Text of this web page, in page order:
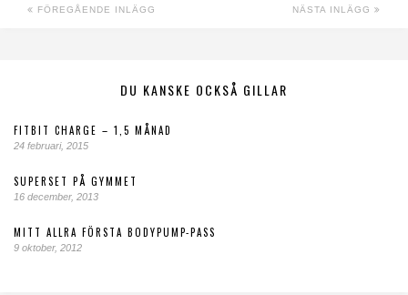
FÖREGÅENDE INLÄGG NÄSTA INLÄGG
DU KANSKE OCKSÅ GILLAR
FITBIT CHARGE – 1,5 MÅNAD
24 februari, 2015
SUPERSET PÅ GYMMET
16 december, 2013
MITT ALLRA FÖRSTA BODYPUMP-PASS
9 oktober, 2012